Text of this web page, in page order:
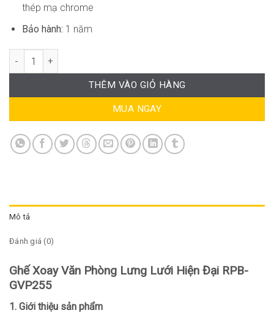
thép mạ chrome
Bảo hành: 1 năm
Ghế Xoay Văn Phòng Lưng Lưới Hiện Đại RPB-GVP255 số lượng
THÊM VÀO GIỎ HÀNG
MUA NGAY
Mô tả
Đánh giá (0)
Ghế Xoay Văn Phòng Lưng Lưới Hiện Đại RPB-
GVP255
1. Giới thiệu sản phẩm